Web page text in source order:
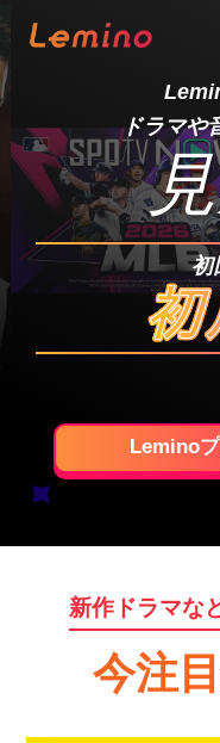
ドラマや
初
Lemino
新作ドラマな
今注目